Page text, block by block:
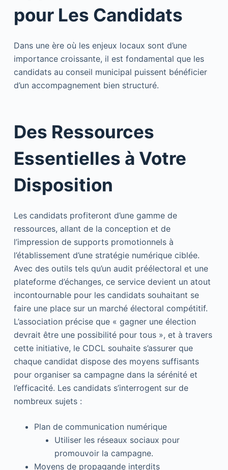
pour Les Candidats
Dans une ère où les enjeux locaux sont d’une
importance croissante, il est fondamental que les
candidats au conseil municipal puissent bénéficier
d’un accompagnement bien structuré.
Des Ressources
Essentielles à Votre
Disposition
Les candidats profiteront d’une gamme de
ressources, allant de la conception et de
l’impression de supports promotionnels à
l’établissement d’une stratégie numérique ciblée.
Avec des outils tels qu’un audit préélectoral et une
plateforme d’échanges, ce service devient un atout
incontournable pour les candidats souhaitant se
faire une place sur un marché électoral compétitif.
L’association précise que « gagner une élection
devrait être une possibilité pour tous », et à travers
cette initiative, le CDCL souhaite s’assurer que
chaque candidat dispose des moyens suffisants
pour organiser sa campagne dans la sérénité et
l’efficacité. Les candidats s’interrogent sur de
nombreux sujets :
Plan de communication numérique
Utiliser les réseaux sociaux pour
promouvoir la campagne.
Moyens de propagande interdits